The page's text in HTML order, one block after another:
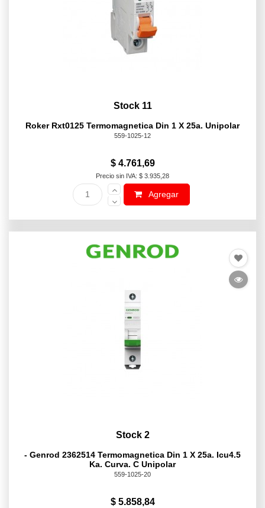
Stock 11
Roker Rxt0125 Termomagnetica Din 1 X 25a. Unipolar
559-1025-12
$ 4.761,69
Precio sin IVA: $ 3.935,28
Agregar
Stock 2
- Genrod 2362514 Termomagnetica Din 1 X 25a. Icu4.5
Ka. Curva. C Unipolar
559-1025-20
$ 5.858,84